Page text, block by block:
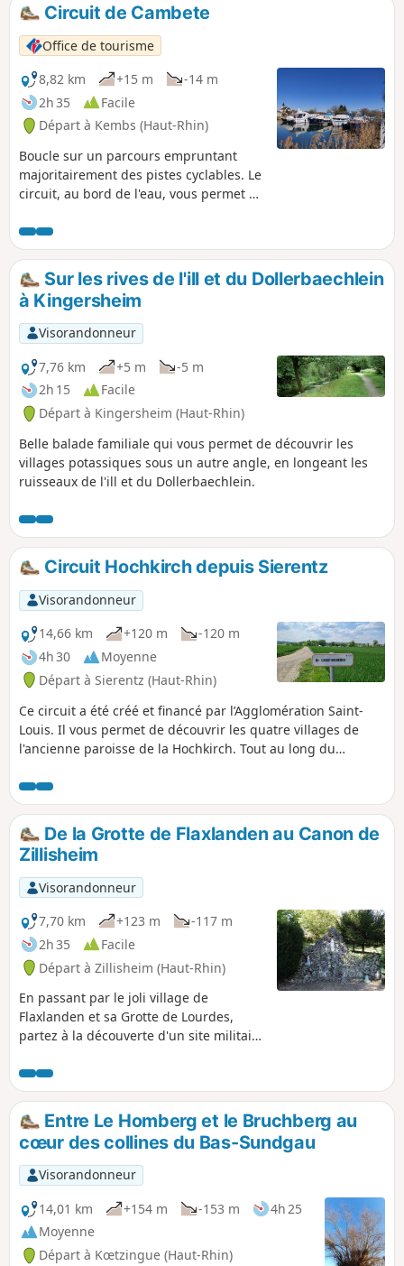
Circuit de Cambete
Office de tourisme
8,82 km
+15 m
-14 m
2h 35
Facile
Départ à Kembs (Haut-Rhin)
Boucle sur un parcours empruntant
majoritairement des pistes cyclables. Le
circuit, au bord de l'eau, vous permet de
l'industrie locale entre Kembs-Loechlé
et Kembs
Sur les rives de l'ill et du Dollerbaechlein
à Kingersheim
Visorandonneur
7,76 km
+5 m
-5 m
2h 15
Facile
Départ à Kingersheim (Haut-Rhin)
Belle balade familiale qui vous permet de découvrir les
villages potassiques sous un autre angle, en longeant les
ruisseaux de l'ill et du Dollerbaechlein.
Circuit Hochkirch depuis Sierentz
Visorandonneur
14,66 km
+120 m
-120 m
4h 30
Moyenne
Départ à Sierentz (Haut-Rhin)
Ce circuit a été créé et financé par l’Agglomération Saint-
Louis. Il vous permet de découvrir les quatre villages de
l'ancienne paroisse de la Hochkirch. Tout au long du
de cette région du Sud de l'Alsace.
De la Grotte de Flaxlanden au Canon de
Zillisheim
Visorandonneur
7,70 km
+123 m
-117 m
2h 35
Facile
Départ à Zillisheim (Haut-Rhin)
En passant par le joli village de
Flaxlanden et sa Grotte de Lourdes,
partez à la découverte d'un site militaire
les hauteurs de Zillisheim. Apprenez-en
un peu sur la nature avec les sentiers
découverte sur le parcours et profitez
des nombreux points de vue qui vous
attendent en chemin !
Entre Le Homberg et le Bruchberg au
cœur des collines du Bas-Sundgau
Visorandonneur
14,01 km
+154 m -153 m
4h 25
Moyenne
Départ à Kœtzingue (Haut-Rhin)